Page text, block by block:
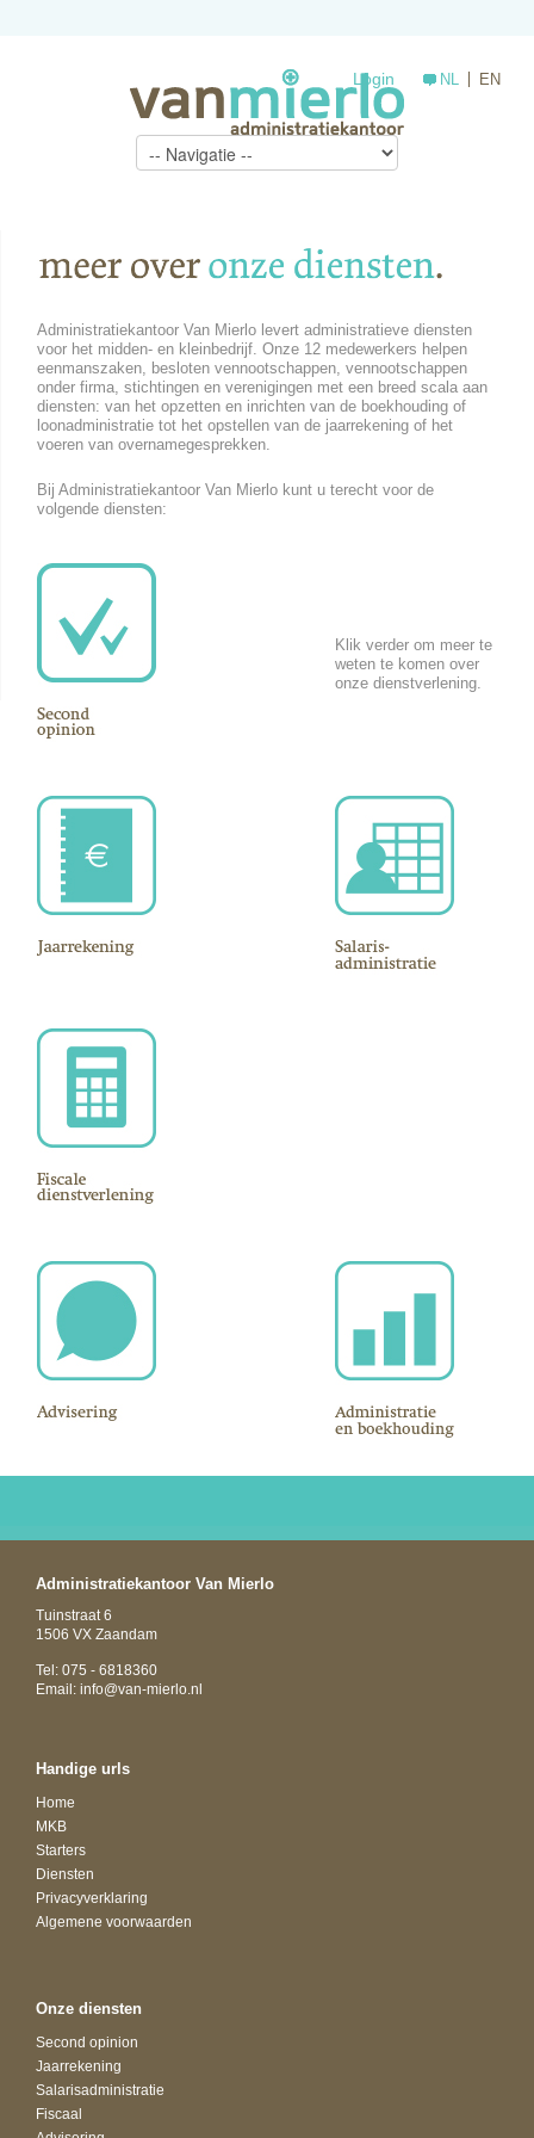
Login NL EN
Administratiekantoor Van Mierlo levert administratieve diensten
voor het midden- en kleinbedrijf. Onze 12 medewerkers helpen
eenmanszaken, besloten vennootschappen, vennootschappen
onder firma, stichtingen en verenigingen met een breed scala aan
diensten: van het opzetten en inrichten van de boekhouding of
loonadministratie tot het opstellen van de jaarrekening of het
voeren van overnamegesprekken.
Bij Administratiekantoor Van Mierlo kunt u terecht voor de
volgende diensten:
Klik verder om meer te
weten te komen over
onze dienstverlening.
Administratiekantoor Van Mierlo
Tuinstraat 6
1506 VX Zaandam
Tel: 075 - 6818360
Email: info@van-mierlo.nl
Handige urls
Home
MKB
Starters
Diensten
Privacyverklaring
Algemene voorwaarden
Onze diensten
Second opinion
Jaarrekening
Salarisadministratie
Fiscaal